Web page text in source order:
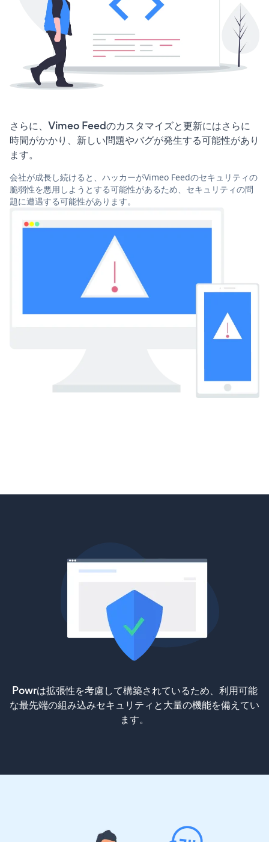
さらに、Vimeo Feedのカスタマイズと更新にはさらに
時間がかかり、新しい問題やバグが発生する可能性があり
ます。
会社が成長し続けると、ハッカーがVimeo Feedのセキュリティの
脆弱性を悪用しようとする可能性があるため、セキュリティの問
題に遭遇する可能性があります。
Powrは拡張性を考慮して構築されているため、利用可能
な最先端の組み込みセキュリティと大量の機能を備えてい
ます。